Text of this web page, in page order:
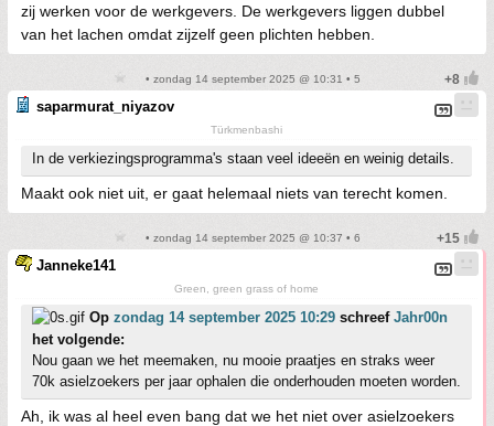
zij werken voor de werkgevers. De werkgevers liggen dubbel
van het lachen omdat zijzelf geen plichten hebben.
• zondag 14 september 2025 @ 10:31 • 5
saparmurat_niyazov
Türkmenbashi
In de verkiezingsprogramma's staan veel ideeën en weinig details.
Maakt ook niet uit, er gaat helemaal niets van terecht komen.
• zondag 14 september 2025 @ 10:37 • 6
Janneke141
Green, green grass of home
Op zondag 14 september 2025 10:29 schreef Jahr00n
het volgende:
Nou gaan we het meemaken, nu mooie praatjes en straks weer
70k asielzoekers per jaar ophalen die onderhouden moeten worden.
Ah, ik was al heel even bang dat we het niet over asielzoekers